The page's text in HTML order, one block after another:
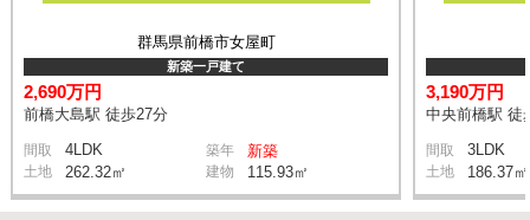
群馬県前橋市女屋町
新築一戸建て
2,690万円
前橋大島駅 徒歩27分
間取 4LDK 築年 新築
土地 262.32㎡ 建物 115.93㎡
3,190万円
中央前橋駅 徒
間取 3LDK
土地 186.37㎡